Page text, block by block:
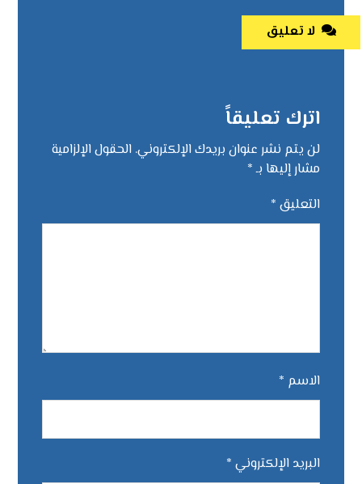
لا تعليق
اترك تعليقاً
لن يتم نشر عنوان بريدك الإلكتروني. الحقول الإلزامية
مشار إليها بـ*
التعليق *
الاسم *
البريد الإلكتروني *